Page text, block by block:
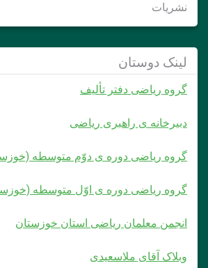
نشریات
لینک دوستان
گروه ریاضی دفتر تألیف
دبیرخانه ی راهبری ریاضی
گروه ریاضی دوره ی دوّم متوسطه
گروه ریاضی دوره ی اوّل متوسطه
انجمن معلمان ریاضی استان خوزستان
وبلاک آقای ملاسعیدی